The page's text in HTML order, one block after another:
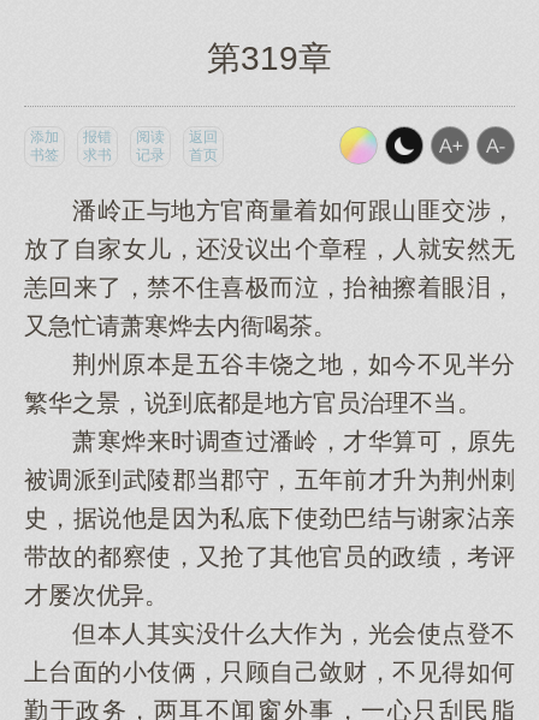
第319章
添加
书签
报错
求书
阅读
记录
返回
首页
潘岭正与地方官商量着如何跟山匪交涉，
放了自家女儿，还没议出个章程，人就安然无
恙回来了，禁不住喜极而泣，抬袖擦着眼泪，
又急忙请萧寒烨去内衙喝茶。
荆州原本是五谷丰饶之地，如今不见半分
繁华之景，说到底都是地方官员治理不当。
萧寒烨来时调查过潘岭，才华算可，原先
被调派到武陵郡当郡守，五年前才升为荆州刺
史，据说他是因为私底下使劲巴结与谢家沾亲
带故的都察使，又抢了其他官员的政绩，考评
才屡次优异。
但本人其实没什么大作为，光会使点登不
上台面的小伎俩，只顾自己敛财，不见得如何
勤于政务，两耳不闻窗外事，一心只刮民脂